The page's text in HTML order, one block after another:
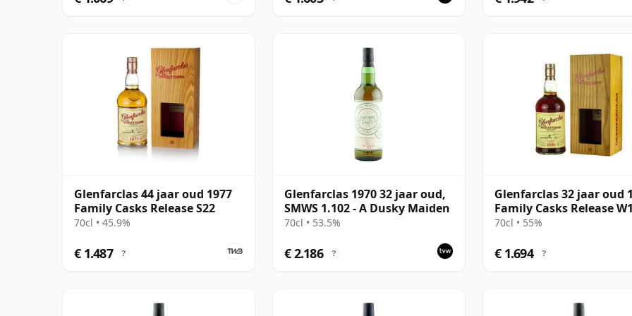
Glenfarclas 44 jaar oud 1977
Family Casks Release S22
70cl • 45.9%
€ 1.487 ?
Glenfarclas 1970 32 jaar oud,
SMWS 1.102 - A Dusky Maiden
70cl • 53.5%
€ 2.186 ?
Glenfarclas 32 jaar oud
Family Casks Release
70cl • 55%
€ 1.694 ?